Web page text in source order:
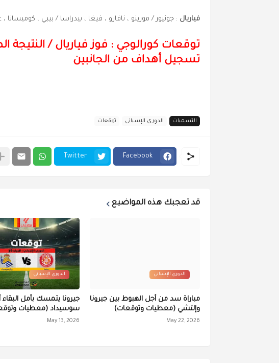
فياريال : جونيور / مورينو ، نافارو ، فيغا ، بيدراسا / بيبي ، كوميسانا
توقعات كورالوجي : فوز فياريال/
تسجيل أهداف من الجانبين
التسميات الدوري الإسباني توقعات
Facebook
Twitter
قد تعجبك هذه المواضيع
الدوري الإسباني
مباراة سد من أجل الهبوط بين جيرونا
وإلتشي (معطيات وتوقعات)
May 22, 2026
الدوري الإسباني
جيرونا يتمسك بأمل البقاء
سوسيداد (معطيات
May 13, 2026